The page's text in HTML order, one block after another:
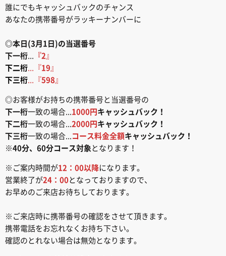
誰にでもキャッシュバックのチャンス
あなたの携帯番号がラッキーナンバーに
◎本日(3月1日)の当選番号
下一桁... 『2 』
下二桁...『19 』
下三桁...『598 』
◎お客様がお持ちの携帯番号と当選番号の
下一桁一致の場合...1000円 キャッシュバック！
下二桁一致の場合...2000円 キャッシュバック！
下三桁一致の場合... コース料金全額キャッシュバック！
※40分、60分コース対象 となります！
※ご案内時間が12：00以降になります。
営業終了が24：00となっておりますので、
お早めのご来店お待ちしております。
※ご来店時に携帯番号の確認をさせて頂きます。
携帯電話をお忘れなくお持ち下さい。
確認のとれない場合は無効となります。